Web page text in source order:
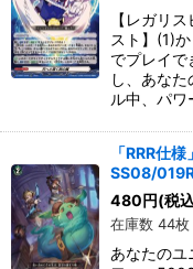
【レガリ
スト】(1)
でプレイで
し、あな
ル中、パ
「RRR仕
SS08/
480円(税
在庫数 44枚
あなたのユ